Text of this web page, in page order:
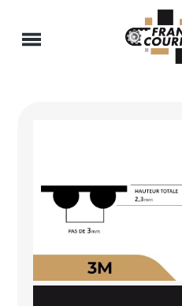
Panneau de gestion des cookies